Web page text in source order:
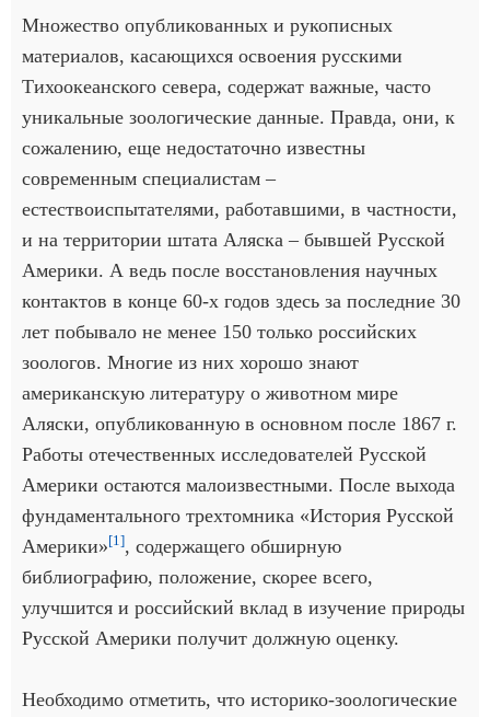
Множество опубликованных и рукописных
материалов, касающихся освоения русскими
Тихоокеанского севера, содержат важные, часто
уникальные зоологические данные. Правда, они, к
сожалению, еще недостаточно известны
современным специалистам –
естествоиспытателями, работавшими, в частности,
и на территории штата Аляска – бывшей Русской
Америки. А ведь после восстановления научных
контактов в конце 60-х годов здесь за последние 30
лет побывало не менее 150 только российских
зоологов. Многие из них хорошо знают
американскую литературу о животном мире
Аляски, опубликованную в основном после 1867 г.
Работы отечественных исследователей Русской
Америки остаются малоизвестными. После выхода
фундаментального трехтомника «История Русской
Америки»[1], содержащего обширную
библиографию, положение, скорее всего,
улучшится и российский вклад в изучение природы
Русской Америки получит должную оценку.
Необходимо отметить, что историко-зоологические